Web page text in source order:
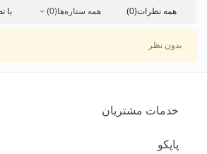
همه نظرات(0) همه ستاره‌ها(0) با
بدون نظر
خدمات مشتریان
پاپکو